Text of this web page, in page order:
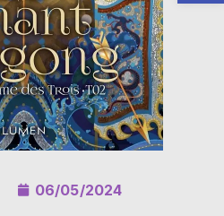
06/05/2024